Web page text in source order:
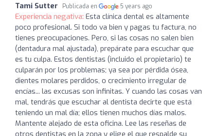
Tami Sutter Publicada en 5 years ago
Experiencia negativa: Esta clínica dental es altamente
poco profesional. Si todo va bien y pagas tu factura, no
tienes preocupaciones. Pero, si las cosas no salen bien
(dentadura mal ajustada), prepárate para escuchar que
es tu culpa. Estos dentistas (incluido el propietario) te
culparán por los problemas; ya sea por pérdida ósea,
dientes molares perdidos, o crecimiento irregular de
encías... las excusas son infinitas. Y cuando las cosas van
mal, tendrás que escuchar al dentista decirte que está
teniendo un mal día; ellos tienen muchos días malos.
Mantente alejado de esta oficina. Lee las reseñas de
otros dentistas en la zona y elige el que respalde su